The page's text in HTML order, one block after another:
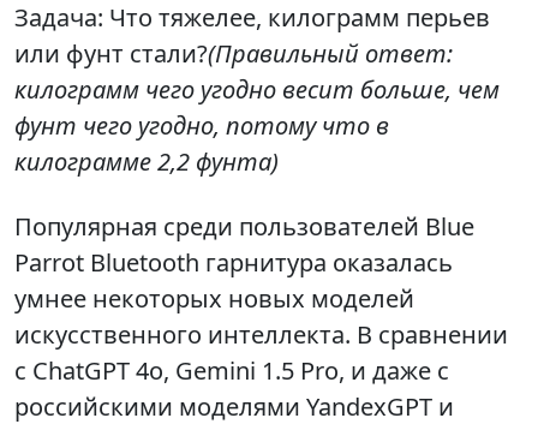
Задача: Что тяжелее, килограмм перьев
или фунт стали?(Правильный ответ:
килограмм чего угодно весит больше, чем
фунт чего угодно, потому что в
килограмме 2,2 фунта)
Популярная среди пользователей Blue
Parrot Bluetooth гарнитура оказалась
умнее некоторых новых моделей
искусственного интеллекта. В сравнении
с ChatGPT 4o, Gemini 1.5 Pro, и даже с
российскими моделями YandexGPT и